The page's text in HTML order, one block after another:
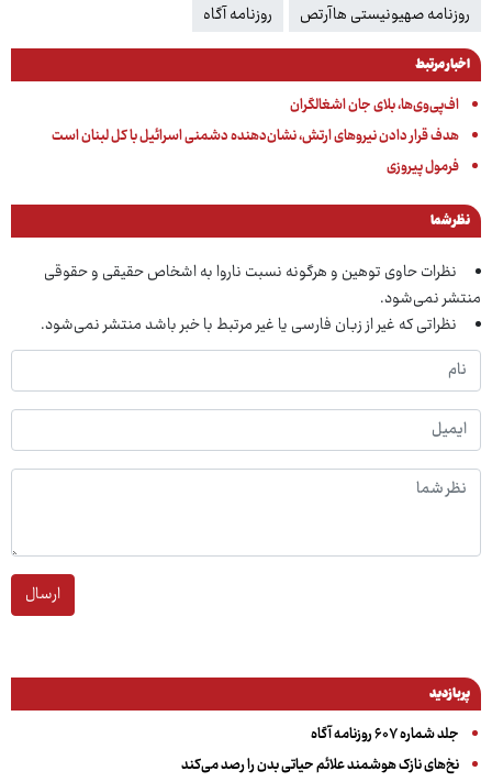
روزنامه صهیونیستی هاآرتص
روزنامه آگاه
اخبار مرتبط
اف‌پی‌وی‌ها، بلای جان اشغالگران
هدف قرار دادن نیروهای ارتش، نشان‌دهنده دشمنی اسرائیل با کل لبنان است
فرمول پیروزی
نظر شما
نظرات حاوی توهین و هرگونه نسبت ناروا به اشخاص حقیقی و حقوقی
منتشر نمی‌شود.
نظراتی که غیر از زبان فارسی یا غیر مرتبط با خبر باشد منتشر نمی‌شود.
ارسال
پربازدید
جلد شماره ۶۰۷ روزنامه آگاه
نخ‌های نازک هوشمند علائم حیاتی بدن را رصد می‌کند